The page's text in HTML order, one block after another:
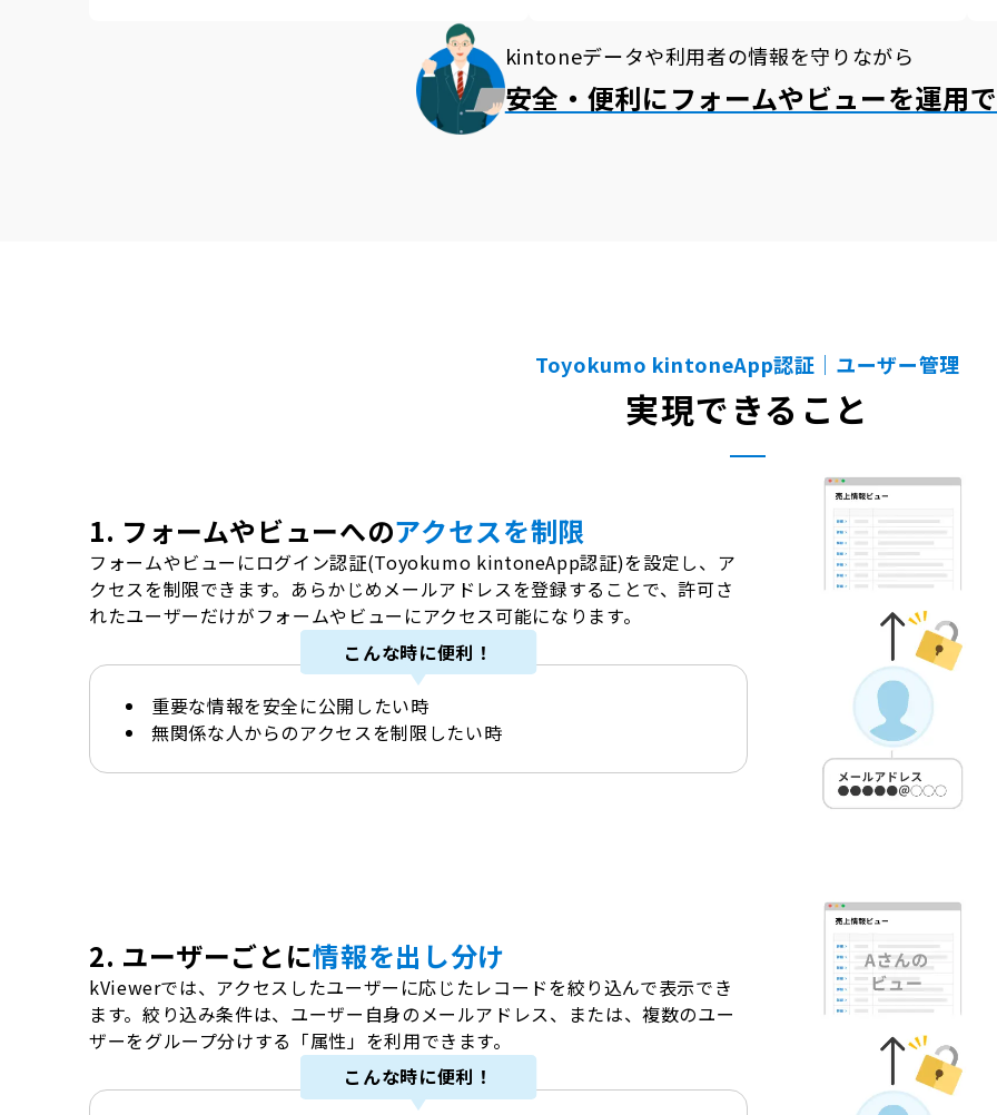
kintoneデータや利用者の情報を守りながら
安全・便利にフォームやビューを運用
Toyokumo kintoneApp認証｜ユーザー管理
実現できること
1. フォームやビューへのアクセスを制限
フォームやビューにログイン認証(Toyokumo kintoneApp認証)を設定し、ア
クセスを制限できます。あらかじめメールアドレスを登録することで、許可さ
れたユーザーだけがフォームやビューにアクセス可能になります。
こんな時に便利！
重要な情報を安全に公開したい時
無関係な人からのアクセスを制限したい時
2. ユーザーごとに情報を出し分け
kViewerでは、アクセスしたユーザーに応じたレコードを絞り込んで表示でき
ます。絞り込み条件は、ユーザー自身のメールアドレス、または、複数のユー
ザーをグループ分けする「属性」を利用できます。
こんな時に便利！